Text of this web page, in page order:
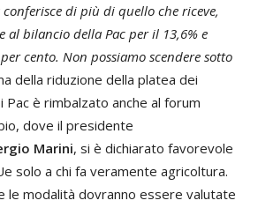
di più di quello che riceve,
al bilancio della Pac per il 13,6% e
cento. Non possiamo scendere sotto
della riduzione della platea dei
è rimbalzato anche al forum
dove il presidente
Marini, si è dichiarato favorevole
solo a chi fa veramente agricoltura.
le modalità dovranno essere valutate